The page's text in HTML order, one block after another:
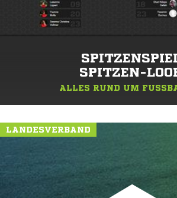
SPITZEN-
ALLES RUND UM
LANDESVERBAND